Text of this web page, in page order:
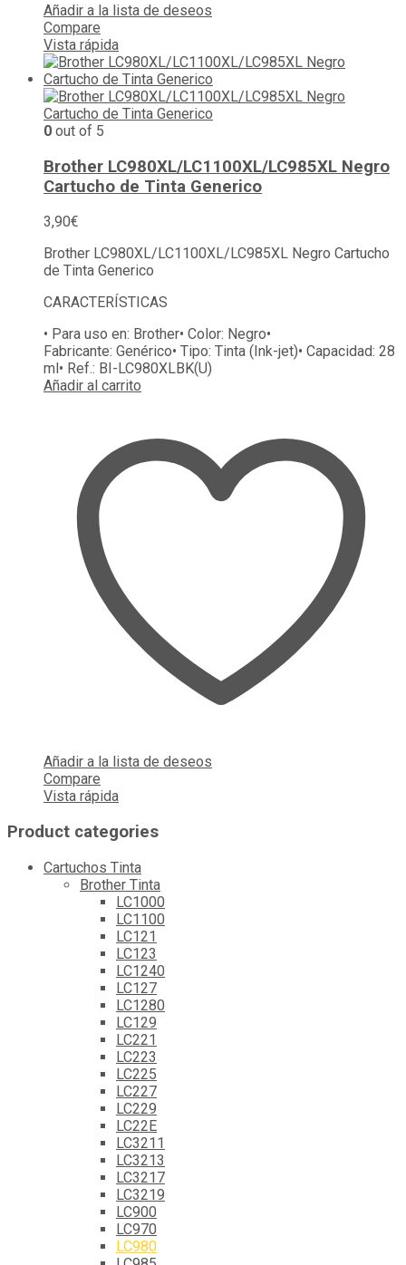
Añadir a la lista de deseos
Compare
Vista rápida
0 out of 5
Brother LC980XL/LC1100XL/LC985XL Negro
Cartucho de Tinta Generico
3,90€
Brother LC980XL/LC1100XL/LC985XL Negro Cartucho
de Tinta Generico
CARACTERÍSTICAS
• Para uso en: Brother• Color: Negro•
Fabricante: Genérico• Tipo: Tinta (Ink-jet)• Capacidad: 28
ml • Ref.: BI-LC980XLBK(U)
Añadir al carrito
Añadir a la lista de deseos
Compare
Vista rápida
Product categories
Cartuchos Tinta
Brother Tinta
LC1000
LC1100
LC121
LC123
LC1240
LC127
LC1280
LC129
LC221
LC223
LC225
LC227
LC229
LC22E
LC3211
LC3213
LC3217
LC3219
LC900
LC970
LC980